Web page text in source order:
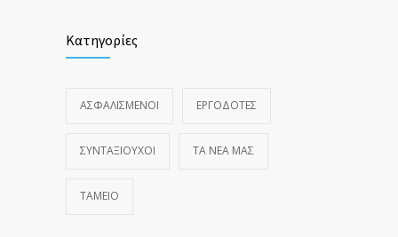
Κατηγορίες
ΑΣΦΑΛΙΣΜΕΝΟΙ ΕΡΓΟΔΟΤΕΣ
ΣΥΝΤΑΞΙΟΥΧΟΙ ΤΑ ΝΈΑ ΜΑΣ
ΤΑΜΕΙΟ